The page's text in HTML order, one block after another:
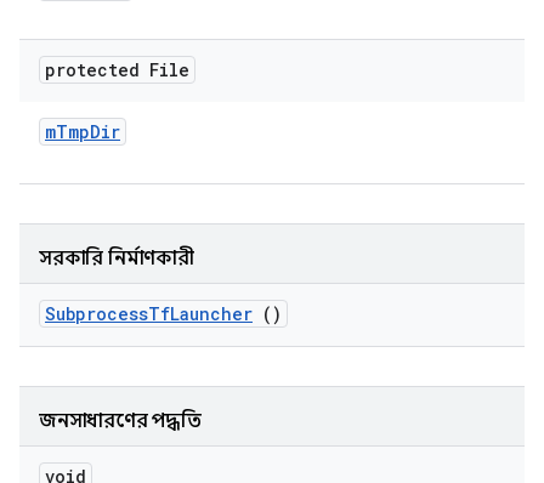
protected File
mTmpDir
সরকারি নির্মাণকারী
SubprocessTfLauncher ()
জনসাধারণের পদ্ধতি
void